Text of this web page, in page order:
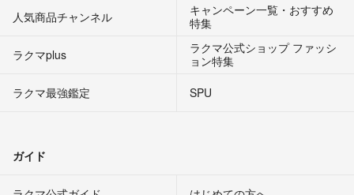
人気商品チャンネル
キャンペーン一覧・おすすめ
特集
ラクマplus
ラクマ公式ショップ ファッシ
ョン特集
ラクマ最強鑑定
SPU
ガイド